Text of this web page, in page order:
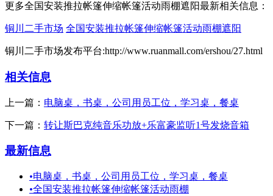
更多全国安装推拉帐篷伸缩帐篷活动雨棚遮阳最新相关信息：
铜川二手市场 全国安装推拉帐篷伸缩帐篷活动雨棚遮阳
铜川二手市场发布平台:http://www.ruanmall.com/ershou/27.html
相关信息
上一篇： 电脑桌，书桌，公司用员工位，学习桌，餐桌
下一篇： 转让斯巴克纯音乐功放+乐富豪监听1号发烧音箱
最新信息
•电脑桌，书桌，公司用员工位，学习桌，餐桌
•全国安装推拉帐篷伸缩帐篷活动雨棚